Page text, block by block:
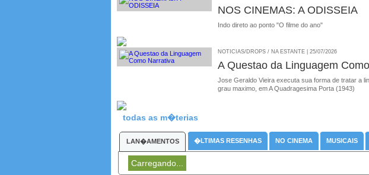
NOS CINEMAS: A ODISSEIA
Indo direto ao ponto "O filme do ano"
NOTICIAS/DROPS / NA ESTANTE | 25/07/2026
A Questao da Linguagem
Jose Geraldo Vieira executa sua forma de tratar a
grau maximo, em A Quadragesima Porta (1943)
todas as m�terias
LAN�AMENTOS �LTIMAS RESENHAS NO CINEMA MUSICAIS
Carregando...